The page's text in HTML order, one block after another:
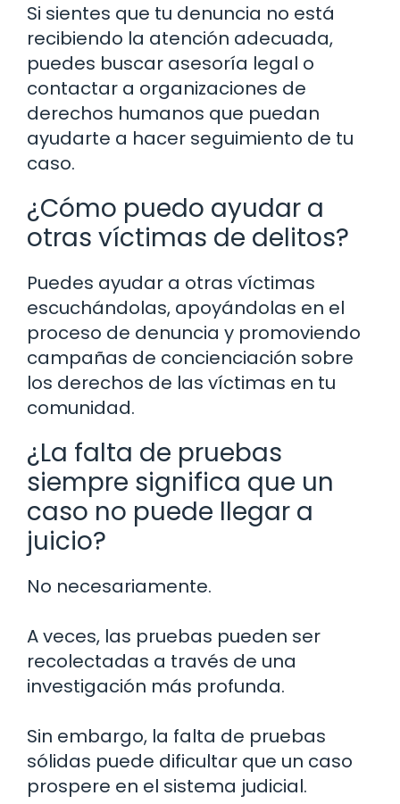
Si sientes que tu denuncia no está
recibiendo la atención adecuada,
puedes buscar asesoría legal o
contactar a organizaciones de
derechos humanos que puedan
ayudarte a hacer seguimiento de tu
caso.
¿Cómo puedo ayudar a
otras víctimas de delitos?
Puedes ayudar a otras víctimas
escuchándolas, apoyándolas en el
proceso de denuncia y promoviendo
campañas de concienciación sobre
los derechos de las víctimas en tu
comunidad.
¿La falta de pruebas
siempre significa que un
caso no puede llegar a
juicio?
No necesariamente.
A veces, las pruebas pueden ser
recolectadas a través de una
investigación más profunda.
Sin embargo, la falta de pruebas
sólidas puede dificultar que un caso
prospere en el sistema judicial.